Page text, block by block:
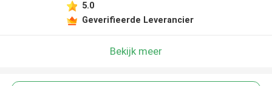
5.0
Geverifieerde Leverancier
Bekijk meer